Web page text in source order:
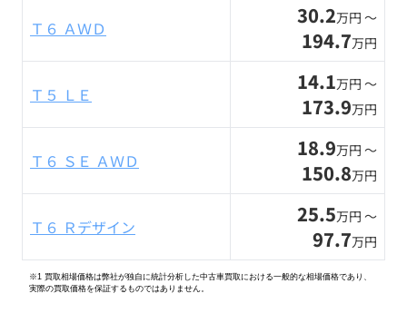
Ｔ６ ＡＷＤ 30.2万円 〜
194.7万円
Ｔ５ ＬＥ 14.1万円 〜
173.9万円
Ｔ６ ＳＥ ＡＷＤ 18.9万円 〜
150.8万円
Ｔ６ Ｒデザイン 25.5万円 〜
97.7万円
※1 買取相場価格は弊社が独自に統計分析した中古車買取における一般的な相場価格であり、
実際の買取価格を保証するものではありません。